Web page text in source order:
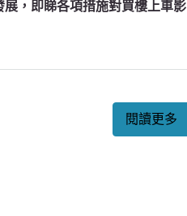
，即睇各項措施對買樓上車影
閱讀更多